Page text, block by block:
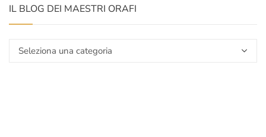
IL BLOG DEI MAESTRI ORAFI